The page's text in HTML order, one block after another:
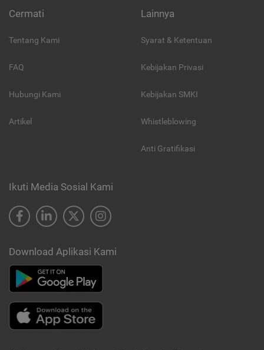
Cermati
Tentang Kami
FAQ
Hubungi Kami
Artikel
Lainnya
Syarat & Ketentuan
Kebijakan Privasi
Kebijakan SMKI
Whistleblowing
Anti Gratifikasi
Ikuti Media Sosial Kami
Download Aplikasi Kami